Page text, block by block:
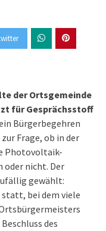
der Ortsgemeinde
für Gesprächsstoff
Bürgerbegehren
Frage, ob in der
Photovoltaik-
oder nicht. Der
gewählt:
bei dem viele
des